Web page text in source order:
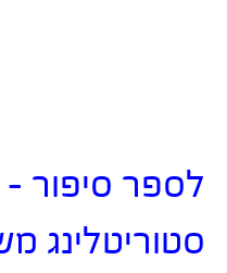
לספר סיפור –
סטוריטלינג